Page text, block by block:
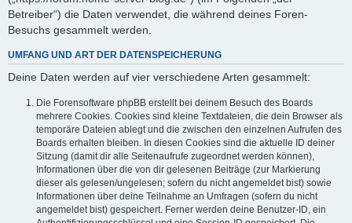
Betreiber“) die Daten verwendet, die während deines Foren-
Besuchs gesammelt werden.
UMFANG UND ART DER DATENSPEICHERUNG
Deine Daten werden auf vier verschiedene Arten gesammelt:
Die Forensoftware phpBB erstellt bei deinem Besuch des Boards
mehrere Cookies. Cookies sind kleine Textdateien, die dein Browser als
temporäre Dateien ablegt und die zwischen den einzelnen Aufrufen des
Boards erhalten bleiben. In diesen Cookies sind die aktuelle ID deiner
Sitzung (damit dir alle Seitenaufrufe zugeordnet werden können),
Informationen über die von dir gelesenen Beiträge (zur Markierung
dieser als gelesen/ungelesen; sofern du nicht angemeldet bist) sowie
Informationen über deine Teilnahme an Umfragen (sofern du nicht
angemeldet bist) gespeichert. Ferner werden deine Benutzer-ID, ein